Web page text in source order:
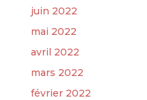
juin 2022
mai 2022
avril 2022
mars 2022
février 2022